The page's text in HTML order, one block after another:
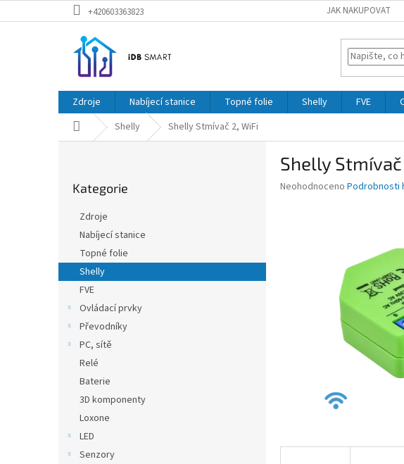
na
+420603363823 JAK NAKUPOVAT
Zdroje Nabíjecí stanice Topné folie Shelly FVE
Domů Shelly Shelly Stmívač 2, WiFi
kategorie
Kategorie
Zdroje
Nabíjecí stanice
Topné folie
Shelly
FVE
Ovládací prvky
Převodníky
PC, sítě
Relé
Baterie
3D komponenty
Loxone
LED
Senzory
Shelly
Průměrné
Neohodnoceno Podrobnosti